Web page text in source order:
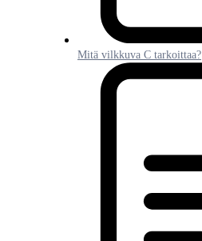
Mitä vilkkuva C tarkoittaa?